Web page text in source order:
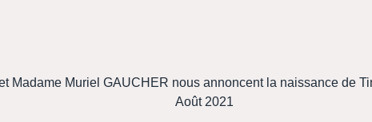
Madame Muriel GAUCHER nous annoncent la naissance de
Août 2021